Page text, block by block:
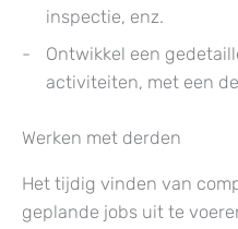
inspectie, enz.
Ontwikkel een
activiteiten, met een
Werken met derden
Het tijdig vinden van
geplande jobs uit te